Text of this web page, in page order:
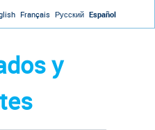
Français Русский Español
y